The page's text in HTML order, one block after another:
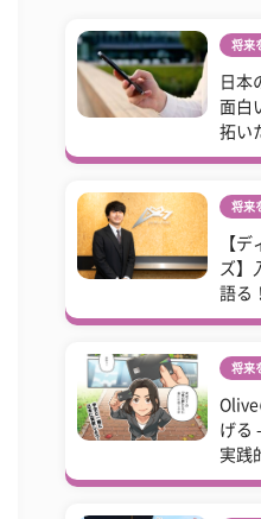
将来
日本
面白
拓い
将来
【
ズ】
語る
将来
Olive
げる
実践